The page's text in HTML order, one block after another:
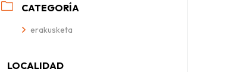
CATEGORÍA
erakusketa
LOCALIDAD